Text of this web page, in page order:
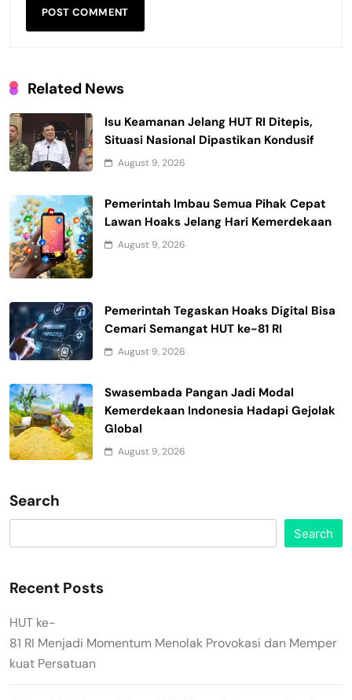
Related News
Isu Keamanan Jelang HUT RI Ditepis,
Situasi Nasional Dipastikan Kondusif
August 9, 2026
Pemerintah Imbau Semua Pihak Cepat
Lawan Hoaks Jelang Hari Kemerdekaan
August 9, 2026
Pemerintah Tegaskan Hoaks Digital Bisa
Cemari Semangat HUT ke-81 RI
August 9, 2026
Swasembada Pangan Jadi Modal
Kemerdekaan Indonesia Hadapi Gejolak
Global
August 9, 2026
Search
Search
Recent Posts
HUT ke-
81 RI Menjadi Momentum Menolak Provokasi dan Memper
kuat Persatuan